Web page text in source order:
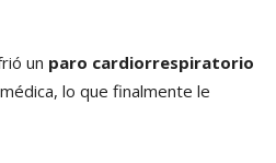
un paro cardiorrespiratorio
lo que finalmente le